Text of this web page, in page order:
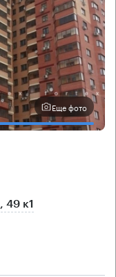
Еще фото
49 к1